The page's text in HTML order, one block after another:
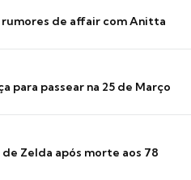
de affair com Anitta
para passear na 25 de Março
Zelda após morte aos 78